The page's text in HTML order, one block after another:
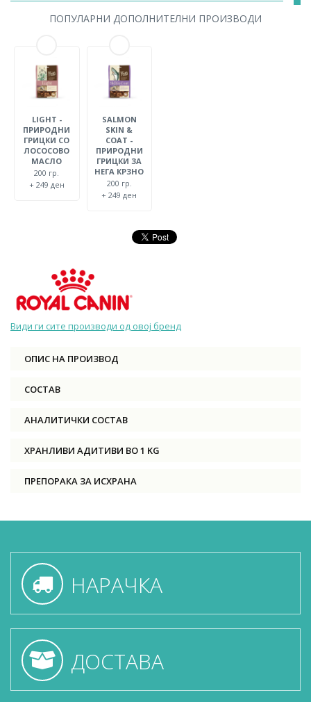
ПОПУЛАРНИ ДОПОЛНИТЕЛНИ ПРОИЗВОДИ
LIGHT -
ПРИРОДНИ
ГРИЦКИ СО
ЛОСОСОВО
МАСЛО
200 гр.
+ 249 ден
SALMON
SKIN &
COAT -
ПРИРОДНИ
ГРИЦКИ ЗА
НЕГА КРЗНО
200 гр.
+ 249 ден
Види ги сите производи од овој бренд
ОПИС НА ПРОИЗВОД
СОСТАВ
АНАЛИТИЧКИ СОСТАВ
ХРАНЛИВИ АДИТИВИ ВО 1 KG
ПРЕПОРАКА ЗА ИСХРАНА
НАРАЧКА
ДОСТАВА